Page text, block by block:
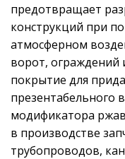
предотвращает
конструкций при
атмосферном
ворот, ограждений
покрытие для
презентабельного
модификатора
в производстве
трубопроводов,